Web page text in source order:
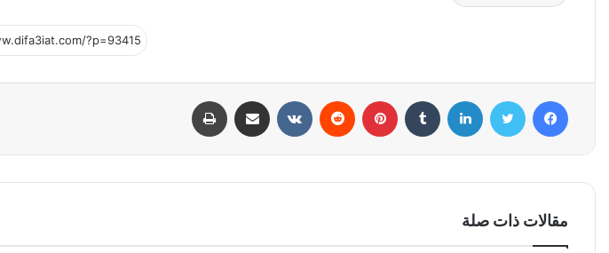
فيسبوك تويتر لينكدإن بينتيريست مشاركة عبر البريد
مقالات ذات صلة